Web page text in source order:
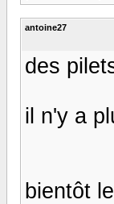
antoine27
des
il n'y a
bientôt